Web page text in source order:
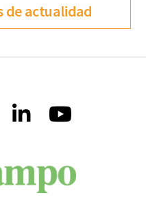
de actualidad